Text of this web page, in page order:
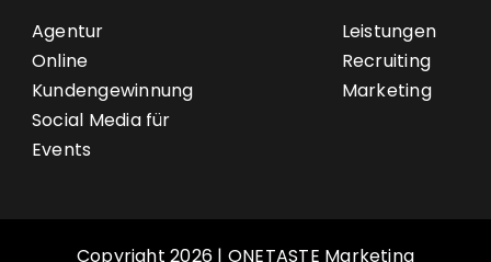
Agentur
Online
Kundengewinnung
Social Media für
Events
Leistungen
Recruiting
Marketing
Copyright 2026 | ONETASTE Marketing